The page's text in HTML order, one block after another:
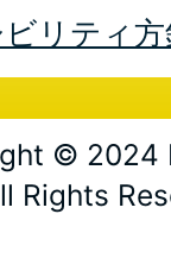
リティ方
© 2024
Rights